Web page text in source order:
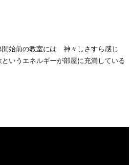
始前の教室には 神々しさすら感じ
いうエネルギーが部屋に充満している